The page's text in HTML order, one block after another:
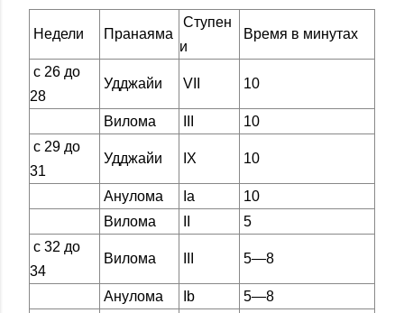
Недели Пранаяма
Ступен
и
Время в минутах
с 26 до
28
Удджайи VII 10
Вилома
10
с 29 до
31
Удджайи IX 10
Анулома Iа
10
Вилома
5
с 32 до
34
Вилома 5—8
Анулома Ib
5—8